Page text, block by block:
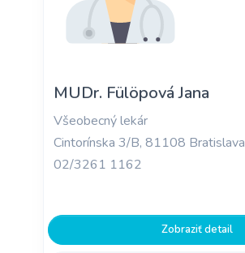
MUDr. Fülöpová Jana
Všeobecný lekár
Cintorínska 3/B, 81108 Bratislava
02/3261 1162
Zobraziť detail